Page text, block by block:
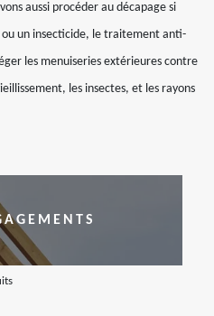
aussi procéder au décapage si
ou un insecticide, le traitement anti-
les menuiseries extérieures contre
les insectes, et les rayons